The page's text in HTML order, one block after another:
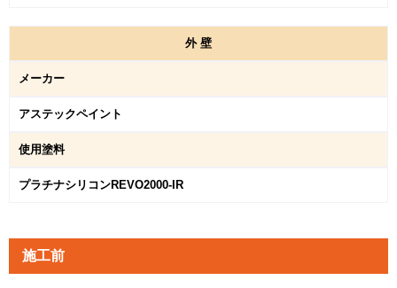
外 壁
メーカー
アステックペイント
使用塗料
プラチナシリコンREVO2000-IR
施工前